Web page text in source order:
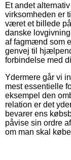
Et andet
virksomheden er
været et billede
danske
af fagmænd som
genvej til
forbindelse med
Ydermere går vi
mest essentielle
eksempel den
relation er det
bevarer ens
påvise sin ordre
om man skal